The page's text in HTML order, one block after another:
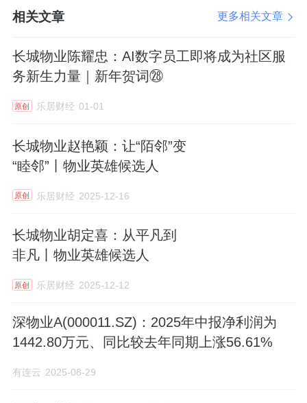
前，果断组织全体项目人员，依据既定防洪预
案进行再部署、再演练，明确分工，检查物
资。次日清晨7点，李肖阳要求团队全员提前到
救灾情于初起的关键一步。对于路远的员工，
他安排秩序主管驱车接应，确保工程、秩序、
保洁力量全部就位。
暴雨如注，险情随即出现。一处别墅因庭院改
造导致雨水管返水，车库迅速积水。李肖阳身
先士卒，与秩序主管、班长一道，冒着疾雨用
工程部启动排污设备。当接到业主家地下室泡
水的求助后，他又迅速调派应急小组携带工具
前往处置。他的指挥有条不紊，监控室与巡逻
相关文章 更多相关文章
长城物业陈耀忠：AI数字员工即将成为社区服
务新生力量｜新年贺词㉘
原创 乐居财经 01-01
长城物业赵艳颖：让“陌邻”变
“睦邻”丨物业英雄候选人
原创 乐居财经 2025-12-16
长城物业胡定喜：从平凡到
非凡丨物业英雄候选人
原创 乐居财经 2025-12-12
深物业A(000011.SZ)：2025年中报净利润为
1442.80万元、同比较去年同期上涨56.61%
有连云 2025-08-29